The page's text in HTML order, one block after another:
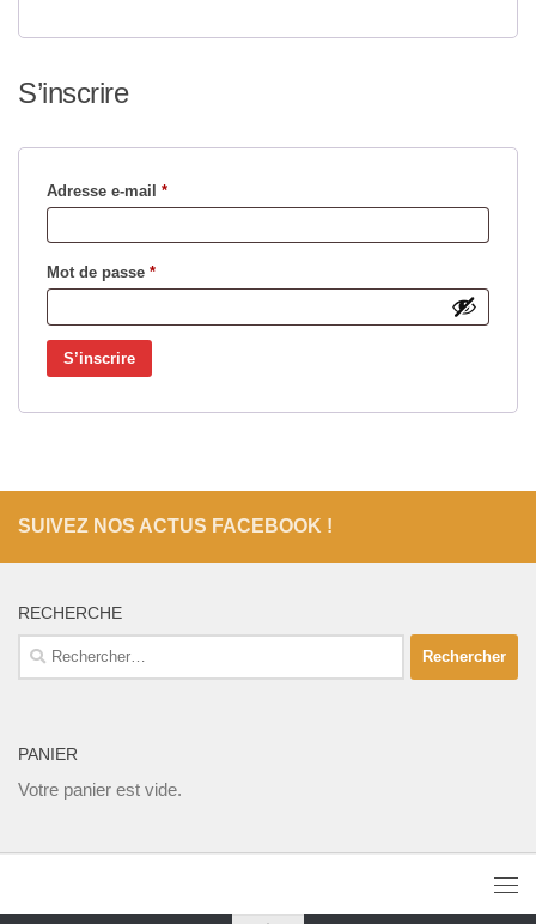
S’inscrire
Adresse e-mail *Obligatoire
Mot de passe *Obligatoire
S’inscrire
SUIVEZ NOS ACTUS FACEBOOK !
RECHERCHE
Rechercher :
PANIER
Votre panier est vide.